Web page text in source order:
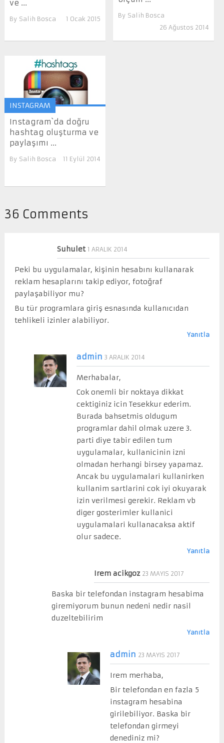
ve ...
By Salih Bosca 1 Ocak 2015
By Salih Bosca
26 Ağustos 2014
INSTAGRAM
Instagram`da doğru
hashtag oluşturma ve
paylaşımı ...
By Salih Bosca 11 Eylül 2014
36 Comments
Suhulet 1 ARALIK 2014
Peki bu uygulamalar, kişinin hesabını kullanarak
reklam hesaplarını takip ediyor, fotoğraf
paylaşabiliyor mu?
Bu tür programlara giriş esnasında kullanıcıdan
tehlikeli izinler alabiliyor.
Yanıtla
admin 3 ARALIK 2014
Merhabalar,
Cok onemli bir noktaya dikkat
cektiginiz icin Tesekkur ederim.
Burada bahsetmis oldugum
programlar dahil olmak uzere 3.
parti diye tabir edilen tum
uygulamalar, kullanicinin izni
olmadan herhangi birsey yapamaz.
Ancak bu uygulamalari kullanirken
kullanim sartlarini cok iyi okuyarak
izin verilmesi gerekir. Reklam vb
diger gosterimler kullanici
uygulamalari kullanacaksa aktif
olur sadece.
Yanıtla
Irem acikgoz 23 MAYIS 2017
Baska bir telefondan instagram hesabima
giremiyorum bunun nedeni nedir nasil
duzeltebilirim
Yanıtla
admin 23 MAYIS 2017
Irem merhaba,
Bir telefondan en fazla 5
instagram hesabina
girilebiliyor. Baska bir
telefondan girmeyi
denediniz mi?